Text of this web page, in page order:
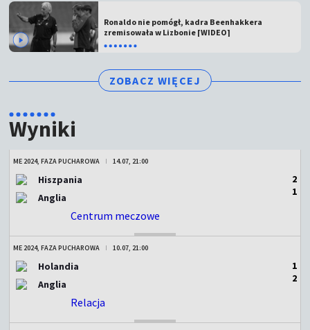
Ronaldo nie pomógł, kadra Beenhakkera
zremisowała w Lizbonie [WIDEO]
ZOBACZ WIĘCEJ
Wyniki
ME 2024, FAZA PUCHAROWA 14.07, 21:00
Hiszpania
Anglia
2
1
Centrum meczowe
ME 2024, FAZA PUCHAROWA 10.07, 21:00
Holandia
Anglia
1
2
Relacja